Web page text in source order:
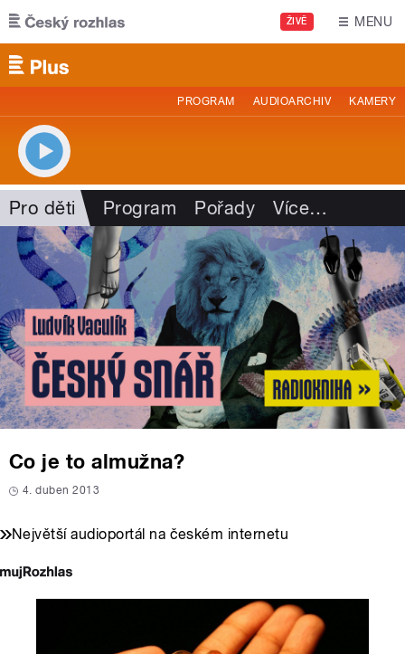
Přejít k hlavnímu obsahu
ŽIVĚ MENU
PROGRAM AUDIOARCHIV KAMERY
Pro děti Program Pořady Více…
Co je to almužna?
4. duben 2013
Největší audioportál na českém internetu